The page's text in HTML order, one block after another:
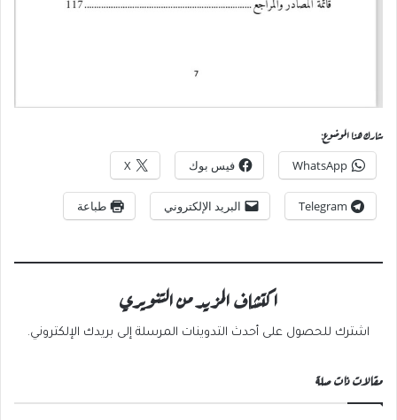
شارك هذا الموضوع:
WhatsApp
فيس بوك X
Telegram البريد الإلكتروني طباعة
اكتشاف المزيد من التنويري
اشترك للحصول على أحدث التدوينات المرسلة إلى بريدك الإلكتروني.
مقالات ذات صلة